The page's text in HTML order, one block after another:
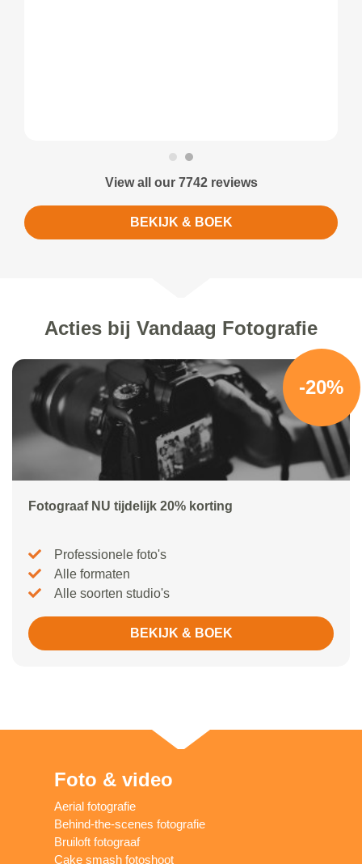
View all our 7742 reviews
BEKIJK & BOEK
Acties bij Vandaag Fotografie
-20%
Fotograaf NU tijdelijk 20% korting
Professionele foto's
Alle formaten
Alle soorten studio's
BEKIJK & BOEK
Foto & video
Aerial fotografie
Behind-the-scenes fotografie
Bruiloft fotograaf
Cake smash fotoshoot